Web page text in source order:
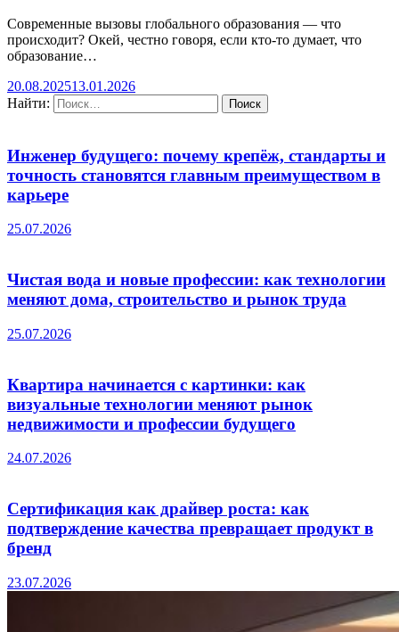
Современные вызовы глобального образования — что
происходит? Окей, честно говоря, если кто-то думает, что
образование…
20.08.202513.01.2026
Найти:
Инженер будущего: почему крепёж, стандарты и
точность становятся главным преимуществом в
карьере
25.07.2026
Чистая вода и новые профессии: как технологии
меняют дома, строительство и рынок труда
25.07.2026
Квартира начинается с картинки: как
визуальные технологии меняют рынок
недвижимости и профессии будущего
24.07.2026
Сертификация как драйвер роста: как
подтверждение качества превращает продукт в
бренд
23.07.2026